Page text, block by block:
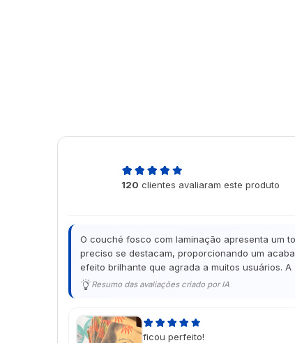
120 clientes avaliaram este produto
O couché fosco com laminação apresenta um
preciso se destacam, proporcionando um
efeito brilhante que agrada a muitos usuários.
Resumo das avaliações criado por IA
ficou perfeito!